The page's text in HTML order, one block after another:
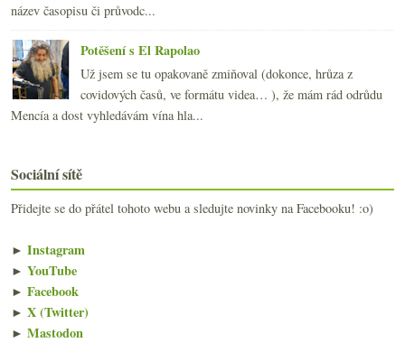
název časopisu či průvodc...
Potěšení s El Rapolao
Už jsem se tu opakovaně zmiňoval (dokonce, hrůza z
covidových časů, ve formátu videa… ), že mám rád odrůdu
Mencía a dost vyhledávám vína hla...
Sociální sítě
Přidejte se do přátel tohoto webu a sledujte novinky na Facebooku! :o)
► Instagram
► YouTube
► Facebook
► X (Twitter)
► Mastodon